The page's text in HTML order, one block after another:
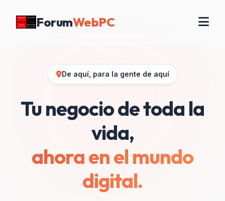
ForumWebPC
De aquí, para la gente de aquí
Tu negocio de toda la
vida,
ahora en el mundo
digital.